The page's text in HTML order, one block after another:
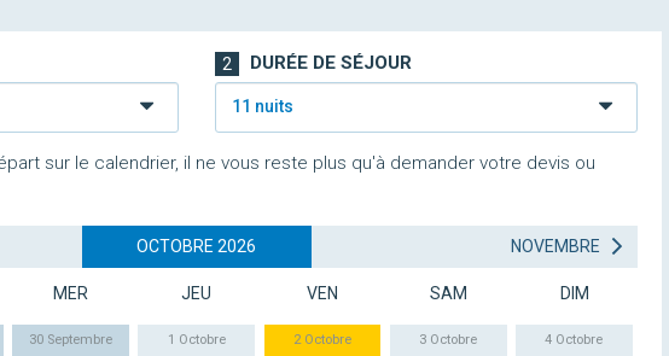
2 DURÉE DE SÉJOUR
11 nuits
sur le calendrier, il ne vous reste plus qu'à demander votre devis ou
OCTOBRE 2026 NOVEMBRE
MER JEU VEN SAM DIM
30 Septembre 1 Octobre 2 Octobre 3 Octobre 4 Octobre